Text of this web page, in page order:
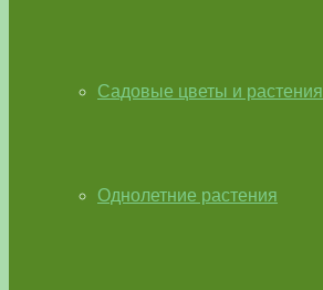
Садовые цветы и растения
Однолетние растения